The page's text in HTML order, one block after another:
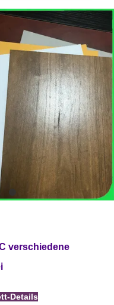
verschiedene
Details